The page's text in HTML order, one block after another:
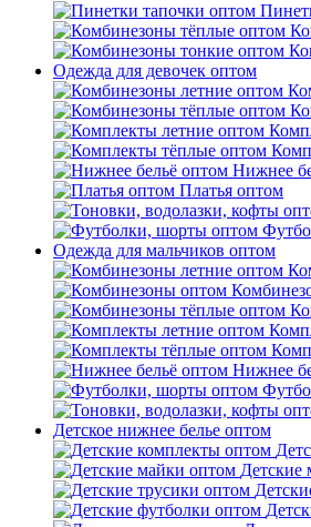
Одежда для девочек оптом
Нижнее
Платья оптом
Одежда для мальчиков оптом
Нижнее
Детское нижнее белье оптом
Детские